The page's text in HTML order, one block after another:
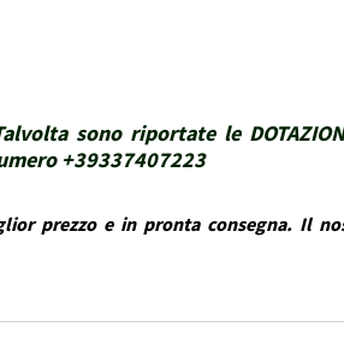
sono riportate le
+39337407223
prezzo e in pronta consegna. Il